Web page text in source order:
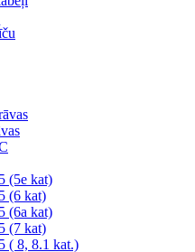
(5e kat)
(6 kat)
(6a kat)
(7 kat)
( 8, 8.1 kat.)